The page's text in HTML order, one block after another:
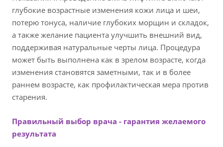
глубокие возрастные изменения кожи лица и шеи,
потерю тонуса, наличие глубоких морщин и складок,
а также желание пациента улучшить внешний вид,
поддерживая натуральные черты лица. Процедура
может быть выполнена как в зрелом возрасте, когда
изменения становятся заметными, так и в более
раннем возрасте, как профилактическая мера против
старения.
Правильный выбор врача - гарантия желаемого
результата